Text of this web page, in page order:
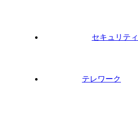
セキュリティ
テレワーク